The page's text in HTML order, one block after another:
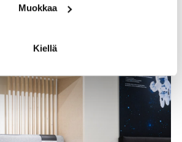
Muokkaa
Kiellä
hyvin yksilöllistä ja silloin